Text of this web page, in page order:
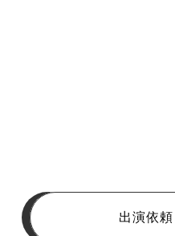
出演依頼